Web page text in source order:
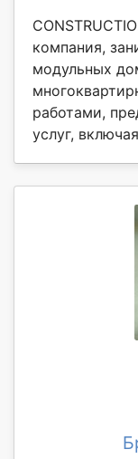
компания,
модульных
работами,
услуг,